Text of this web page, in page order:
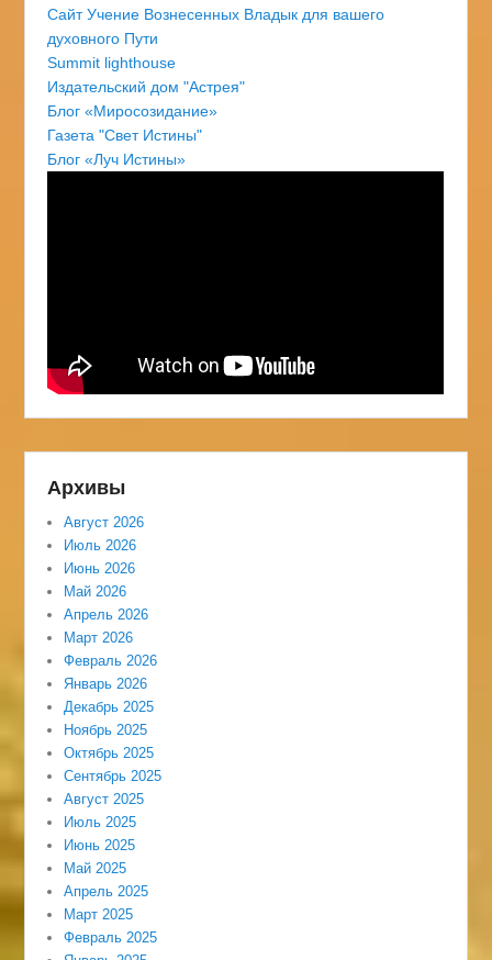
Сайт Учение Вознесенных Владык для вашего
духовного Пути
Summit lighthouse
Издательский дом "Астрея"
Блог «Миросозидание»
Газета "Свет Истины"
Блог «Луч Истины»
Архивы
Август 2026
Июль 2026
Июнь 2026
Май 2026
Апрель 2026
Март 2026
Февраль 2026
Январь 2026
Декабрь 2025
Ноябрь 2025
Октябрь 2025
Сентябрь 2025
Август 2025
Июль 2025
Июнь 2025
Май 2025
Апрель 2025
Март 2025
Февраль 2025